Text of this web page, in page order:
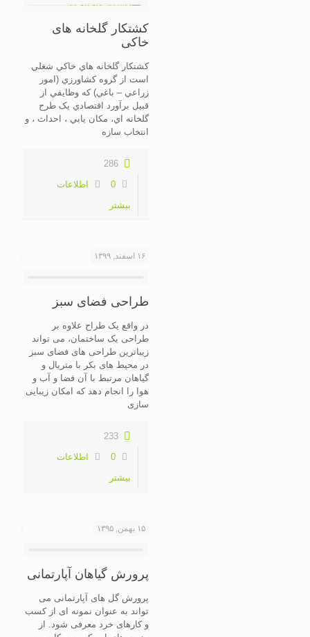
کشتکار گلخانه های
خاکی
کشتکار گلخانه هاي خاکي شغلي
است از گروه کشاورزي (امور
زراعي – باغي) که وظايفي از
قبيل برآورد اقتصادي يک طرح
گلخانه اي، مکان يابي ، احداث ، و
انتخاب سازه
286
0
اطلاعات
بیشتر
۱۶ اسفند, ۱۳۹۹
طراحی فضای سبز
در واقع یک طراح علاوه بر
طراحی یک ساختمان، می تواند
زیباترین طراحی های فضای سبز
در محیط های بکر با متریال و
گیاهان مرتبط با آن فضا و آب و
هوا را انجام دهد که امکان زیبایی
سازی
233
0
اطلاعات
بیشتر
۱۵ بهمن, ۱۳۹۵
پرورش گیاهان آپارتمانی
پرورش گل های آپارتمانی می
تواند به عنوان نمونه ای از کسب
و کارهای خرد معرفی شود. از